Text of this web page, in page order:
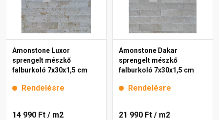
Amonstone Luxor
sprengelt mészkő
falburkoló 7x30x1,5 cm
Rendelésre
14 990 Ft / m2
Amonstone Dakar
sprengelt mészkő
falburkoló 7x30x1,5 cm
Rendelésre
21 990 Ft / m2